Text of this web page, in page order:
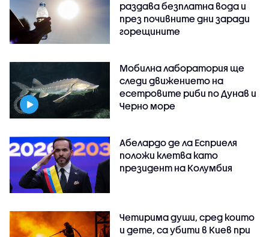
раздава безплатна вода и
през почивните дни заради
горещините
Мобилна лаборатория ще
следи движението на
есетровите риби по Дунав и
Черно море
Абелардо де ла Есприеля
положи клетва като
президент на Колумбия
Четирима души, сред които
и дете, са убити в Киев при